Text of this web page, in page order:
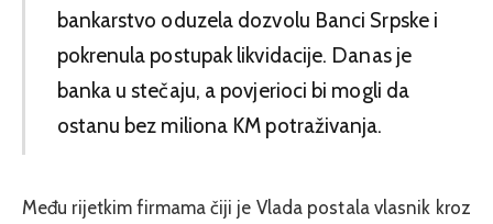
bankarstvo oduzela dozvolu Banci Srpske i
pokrenula postupak likvidacije. Danas je
banka u stečaju, a povjerioci bi mogli da
ostanu bez miliona KM potraživanja.
Među rijetkim firmama čiji je Vlada postala vlasnik kroz